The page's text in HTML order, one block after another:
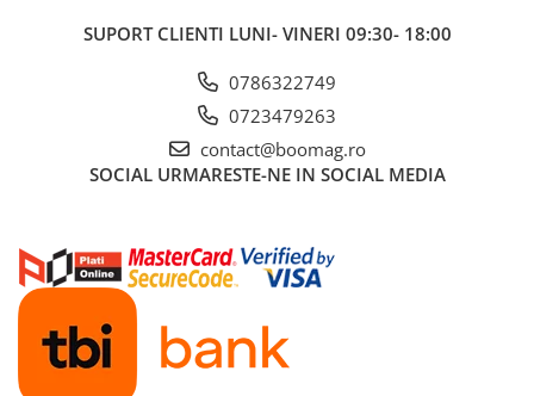
Manete schimbator si frana
Manete frana bicicleta
Manete mixte frana - schimbator
Rulmenti si coronite
Echipament ciclism
Ochelari
SUPORT CLIENTI LUNI- VINERI 09:30- 18:00
0786322749
0723479263
contact@boomag.ro
SOCIAL URMARESTE-NE IN SOCIAL MEDIA